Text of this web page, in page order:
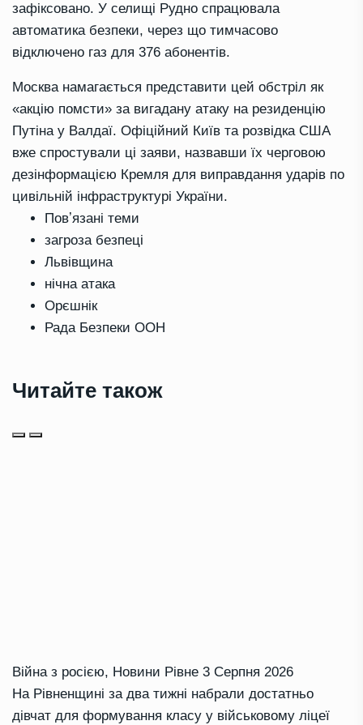
зафіксовано. У селищі Рудно спрацювала
автоматика безпеки, через що тимчасово
відключено газ для 376 абонентів.
Москва намагається представити цей обстріл як
«акцію помсти» за вигадану атаку на резиденцію
Путіна у Валдаї. Офіційний Київ та розвідка США
вже спростували ці заяви, назвавши їх черговою
дезінформацією Кремля для виправдання ударів по
цивільній інфраструктурі України.
Повʼязані теми
загроза безпеці
Львівщина
нічна атака
Орєшнік
Рада Безпеки ООН
Читайте також
Війна з росією, Новини Рівне 3 Серпня 2026
На Рівненщині за два тижні набрали достатньо
дівчат для формування класу у військовому ліцеї